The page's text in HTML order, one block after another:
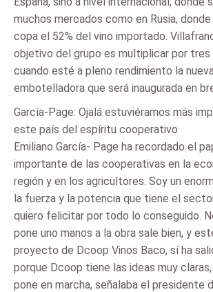
muchos mercados como en Rusia,
copa el 52% del vino importado.
objetivo del grupo es multiplicar por tres
cuando esté a pleno rendimiento la
embotelladora que será inaugurada en
García-Page: Ojalá estuviéramos más
este país del espíritu cooperativo
Emiliano García- Page ha recordado el
importante de las cooperativas en la
región y en los agricultores. Soy un
la fuerza y la potencia que tiene el
quiero felicitar por todo lo conseguido.
pone uno manos a la obra sale bien, y
proyecto de Dcoop Vinos Baco, sí ha
porque Dcoop tiene las ideas muy
pone en marcha, señalaba el presidente